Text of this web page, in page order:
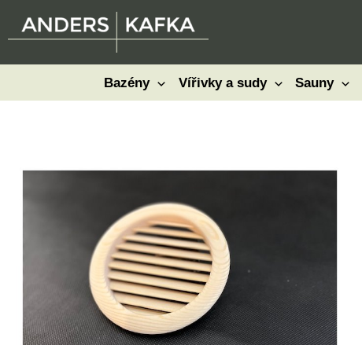
Bazény Vířivky a sudy Sauny